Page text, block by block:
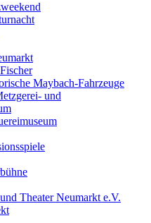
Maybach-Fahrzeuge
und
Theater Neumarkt e.V.